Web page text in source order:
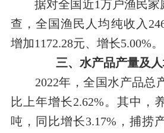
据对全国近1万户渔民家
查，全国渔民人均纯收入
增加1172.28元、增长5.00%。
三、水产品产量及
2022年，全国水产品总
比上年增长2.62%。其中，
吨，同比增长3.17%，捕捞